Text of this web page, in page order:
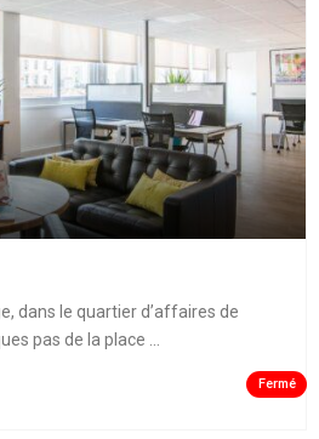
dans le quartier d’affaires de
pas de la place ...
Fermé